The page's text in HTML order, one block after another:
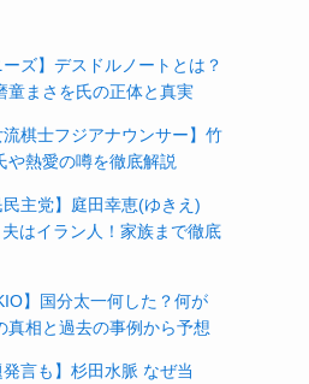
ーズ】デスドルノートとは？
童まさを氏の正体と真実
流棋士フジアナウンサー】竹
や熱愛の噂を徹底解説
民主党】庭田幸恵(ゆきえ)
はイラン人！家族まで徹底
】国分太一何した？何が
真相と過去の事例から予想
発言も】杉田水脈 なぜ当